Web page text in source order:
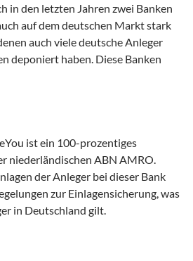
in den letzten Jahren zwei Banken
auf dem deutschen Markt stark
auch viele deutsche Anleger
deponiert haben. Diese Banken
ist ein 100-prozentiges
niederländischen ABN AMRO.
der Anleger bei dieser Bank
zur Einlagensicherung, was
in Deutschland gilt.